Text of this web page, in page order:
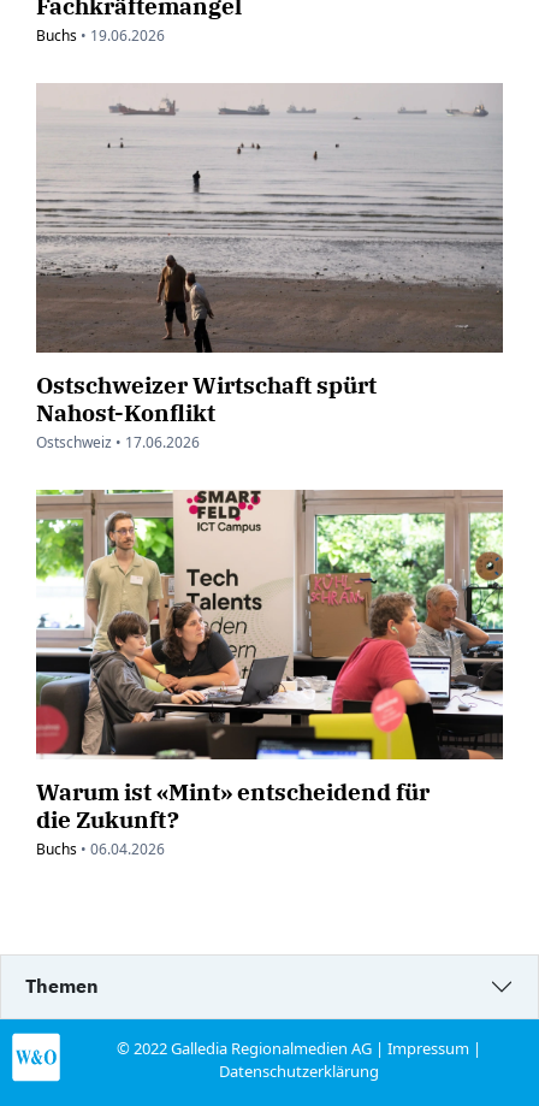
Buchs • 19.06.2026
Ostschweizer Wirtschaft spürt
Nahost-Konflikt
Ostschweiz • 17.06.2026
Warum ist «Mint» entscheidend für
die Zukunft?
Buchs • 06.04.2026
Themen
© 2022 Galledia Regionalmedien AG |Impressum |
Datenschutzerklärung